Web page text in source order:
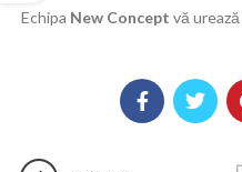
Echipa New Concept vă urează